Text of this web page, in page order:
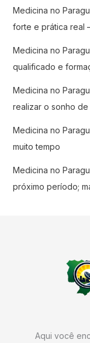
Medicina no
forte e prática real
Medicina no
qualificado e
Medicina no
realizar o sonho
Medicina no
muito tempo
Medicina no
próximo período;
Aqui você